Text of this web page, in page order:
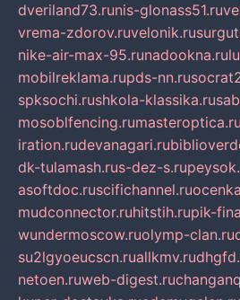
dveriland73.runis-glonass51.ru
vrema-zdorov.ruvelonik.ru
nike-air-max-95.runadookna.ru
mobilreklama.rupds-nn.ru
spksochi.rushkola-klassika.ru
mosoblfencing.rumasteroptica.ru
iration.rudevanagari.ru
dk-tulamash.rus-dez-s.ru
asoftdoc.ruscifichannel.ru
mudconnector.ruhitstih.rupik-
wundermoscow.ruolymp-clan.ru
su2lgyoeucscn.ruallkmv.ru
netoen.ruweb-digest.ru